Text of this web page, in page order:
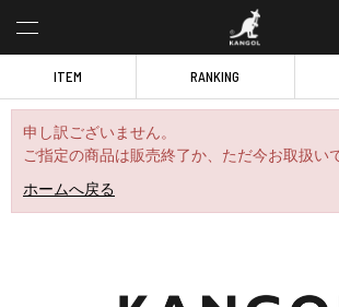
ITEM RANKING
申し訳ございません。
ご指定の商品は販売終了か、ただ今お取扱い
ホームへ戻る